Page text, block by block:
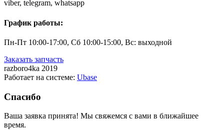
viber, telegram, whatsapp
График работы:
Пн-Пт 10:00-17:00, Сб 10:00-15:00, Вс: выходной
Заказать запчасть
razboro4ka 2019
Работает на системе: Ubase
Спасибо
Ваша заявка принята! Мы свяжемся с вами в ближайшее
время.